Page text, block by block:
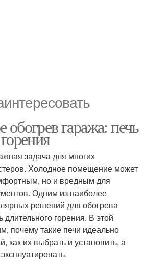
гаража: печь
задача для многих
Холодное помещение может
но и вредным для
Одним из наиболее
решений для обогрева
длительного горения. В этой
почему такие печи идеально
как их выбрать и установить, а